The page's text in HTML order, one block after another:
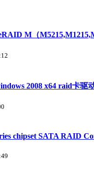
M（
2008 x64 raid卡驱
chipset SATA RAID